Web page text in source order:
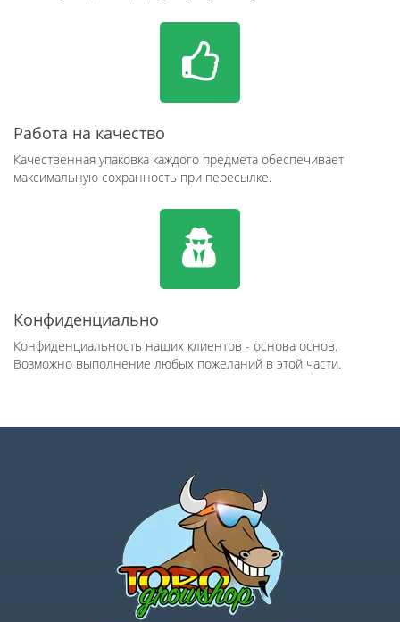
Работа на качество
Качественная упаковка каждого предмета обеспечивает
максимальную сохранность при пересылке.
Конфиденциально
Конфиденциальность наших клиентов - основа основ.
Возможно выполнение любых пожеланий в этой части.